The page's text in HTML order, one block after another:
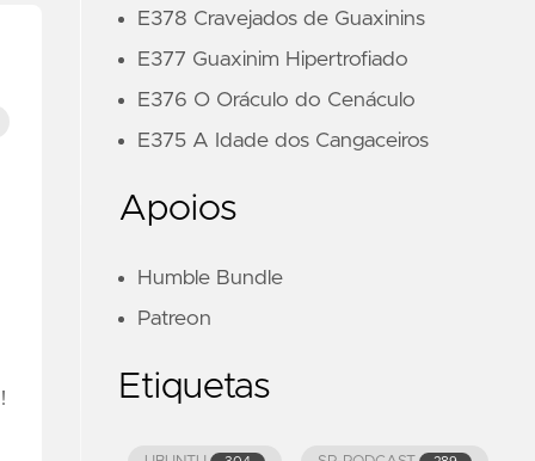
E378 Cravejados de Guaxinins
E377 Guaxinim Hipertrofiado
E376 O Oráculo do Cenáculo
E375 A Idade dos Cangaceiros
Apoios
Humble Bundle
Patreon
Etiquetas